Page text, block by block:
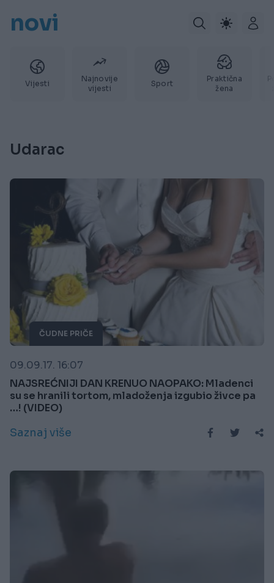
novi
Vijesti
Najnovije
vijesti
Sport
Praktična
žena
Udarac
ČUDNE PRIČE
09.09.17. 16:07
NAJSREĆNIJI DAN KRENUO NAOPAKO: Mladenci
su se hranili tortom, mladoženja izgubio živce pa
…! (VIDEO)
Saznaj više